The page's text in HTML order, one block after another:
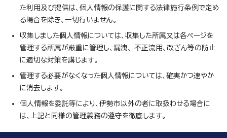
た利用及び提供は、個人情報の保護に関する法律施行条例で定め
る場合を除き、一切行いません。
収集しました個人情報については、収集した所属又は各ページを
管理する所属が厳重に管理し、漏洩、 不正流用、改ざん等の防止
に適切な対策を講じます。
管理する必要がなくなった個人情報については、確実かつ速やか
に消去します。
個人情報を委託等により、伊勢市以外の者に取扱わせる場合に
は、上記と同様の管理義務の遵守を徹底します。